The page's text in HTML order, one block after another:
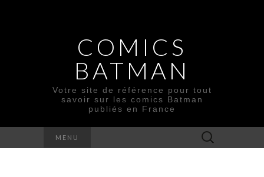
COMICS
BATMAN
Votre site de référence pour tout
savoir sur les comics Batman
publiés en France
MENU Rechercher :